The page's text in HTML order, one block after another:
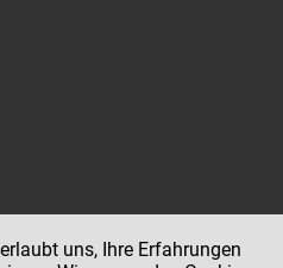
uns, Ihre Erfahrungen